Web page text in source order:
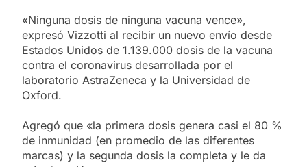
«Ninguna dosis de ninguna vacuna vence»,
expresó Vizzotti al recibir un nuevo envío desde
Estados Unidos de 1.139.000 dosis de la vacuna
contra el coronavirus desarrollada por el
laboratorio AstraZeneca y la Universidad de
Oxford.
Agregó que «la primera dosis genera casi el 80 %
de inmunidad (en promedio de las diferentes
marcas) y la segunda dosis la completa y le da